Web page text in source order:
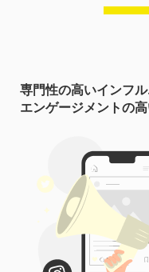
専門性の高いインフ
エンゲージメントの